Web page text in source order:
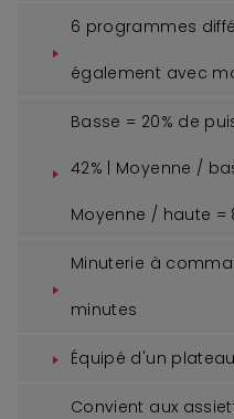
6 programmes
également avec
Basse = 20% de
42% | Moyenne /
Moyenne / haute =
Minuterie à
minutes
Équipé d'un
Convient aux